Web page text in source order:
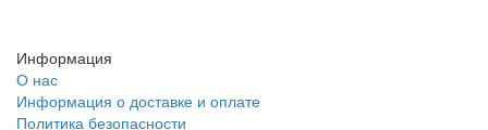
Информация
О нас
Информация о доставке и оплате
Политика безопасности